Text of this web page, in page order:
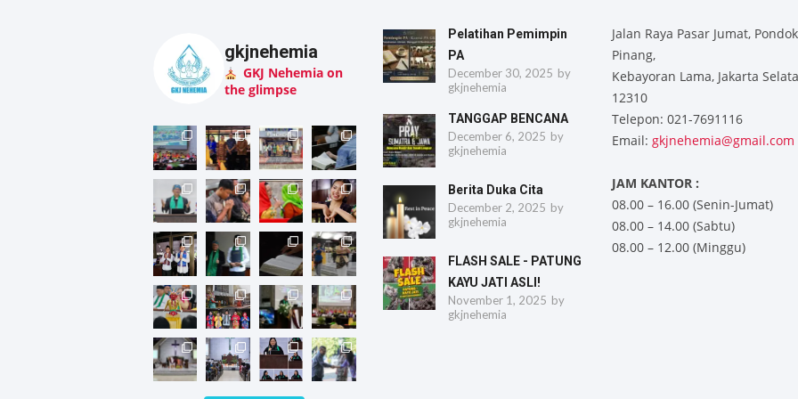
gkjnehemia
GKJ Nehemia on
the glimpse
Pelatihan Pemimpin
PA
December 30, 2025 by
gkjnehemia
TANGGAP BENCANA
December 6, 2025 by
gkjnehemia
Berita Duka Cita
December 2, 2025 by
gkjnehemia
FLASH SALE - PATUNG
KAYU JATI ASLI!
November 1, 2025 by
gkjnehemia
Jalan Raya Pasar Jumat, Pondok
Pinang,
Kebayoran Lama, Jakarta
12310
Telepon: 021-7691116
Email: gkjnehemia@gmail.com
JAM KANTOR :
08.00 – 16.00 (Senin-Jumat)
08.00 – 14.00 (Sabtu)
08.00 – 12.00 (Minggu)